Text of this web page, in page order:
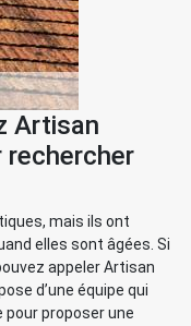
Artisan
rechercher
mais ils ont
elles sont âgées. Si
appeler Artisan
d’une équipe qui
proposer une